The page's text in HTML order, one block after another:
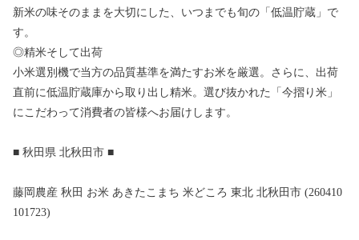
新米の味そのままを大切にした、いつまでも旬の「低温貯蔵」で
す。
◎精米そして出荷
小米選別機で当方の品質基準を満たすお米を厳選。さらに、出荷
直前に低温貯蔵庫から取り出し精米。選び抜かれた「今摺り米」
にこだわって消費者の皆様へお届けします。
■ 秋田県 北秋田市 ■
藤岡農産 秋田 お米 あきたこまち 米どころ 東北 北秋田市 (260410
101723)